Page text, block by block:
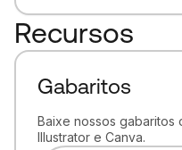
Recursos
Gabaritos
Baixe nossos gabaritos
Illustrator e Canva.